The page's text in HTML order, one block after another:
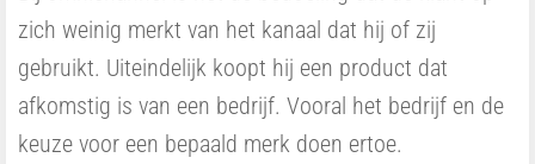
zich weinig merkt van het kanaal dat hij of zij
gebruikt. Uiteindelijk koopt hij een product dat
afkomstig is van een bedrijf. Vooral het bedrijf en de
keuze voor een bepaald merk doen ertoe.